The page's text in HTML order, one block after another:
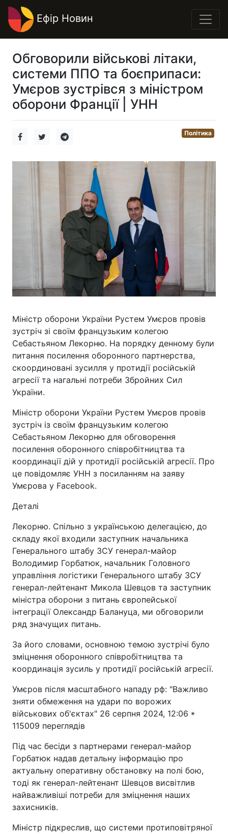
Ефір Новин
Обговорили військові літаки,
системи ППО та боєприпаси:
Умєров зустрівся з міністром
оборони Франції | УНН
Політика
Міністр оборони України Рустем Умєров провів
зустріч зі своїм французьким колегою
Себастьяном Лекорню. На порядку денному були
питання посилення оборонного партнерства,
скоординовані зусилля у протидії російській
агресії та нагальні потреби Збройних Сил
України.
Міністр оборони України Рустем Умєров провів
зустріч із своїм французьким колегою
Себастьяном Лекорню для обговорення
посилення оборонного співробітництва та
координації дій у протидії російській агресії. Про
це повідомляє УНН з посиланням на заяву
Умєрова у Facebook.
Деталі
Лекорню. Спільно з українською делегацією, до
складу якої входили заступник начальника
Генерального штабу ЗСУ генерал-майор
Володимир Горбатюк, начальник Головного
управління логістики Генерального штабу ЗСУ
генерал-лейтенант Микола Шевцов та заступник
міністра оборони з питань європейської
інтеграції Олександр Балануца, ми обговорили
ряд значущих питань.
За його словами, основною темою зустрічі було
зміцнення оборонного співробітництва та
координація зусиль у протидії російській агресії.
Умєров після масштабного нападу рф: "Важливо
зняти обмеження на удари по ворожих
військових об'єктах" 26 серпня 2024, 12:06 *
115009 переглядів
Під час бесіди з партнерами генерал-майор
Горбатюк надав детальну інформацію про
актуальну оперативну обстановку на полі бою,
тоді як генерал-лейтенант Шевцов висвітлив
найважливіші потреби для зміцнення наших
захисників.
Міністр підкреслив, що системи протиповітряної